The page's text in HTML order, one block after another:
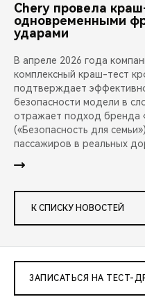
Chery провела
одновременными
ударами
В апреле 2026 года
комплексный краш-тест
подтверждает
безопасности модели в
отражает подход бренда
(«Безопасность для
пассажиров в реальных
К СПИСКУ НОВОСТЕЙ
ЗАПИСАТЬСЯ НА ТЕСТ-